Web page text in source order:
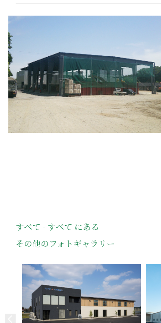
すべて - すべて にある
その他のフォトギャラリー